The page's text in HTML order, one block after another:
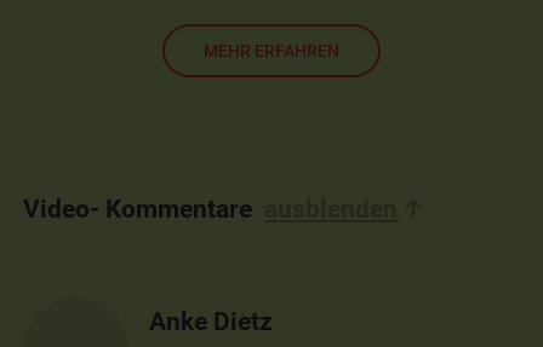
MEHR ERFAHREN
Video- Kommentare
Anke Dietz